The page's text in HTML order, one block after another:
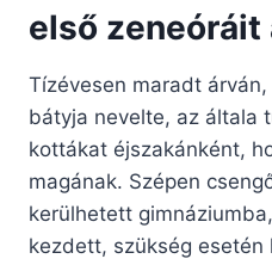
első
Tízévesen maradt
bátyja nevelte, az általa
kottákat éjszakánként,
magának. Szépen
kerülhetett
kezdett, szükség